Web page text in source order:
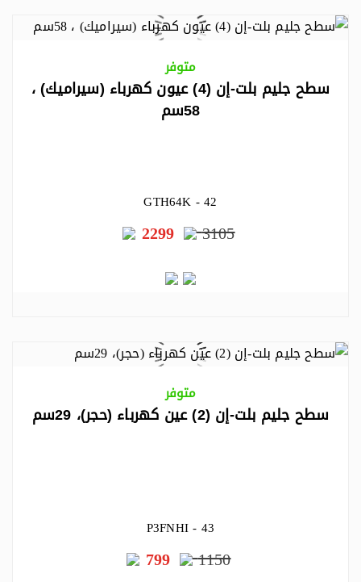
متوفر
سطح جليم بلت-إن (4) عيون كهرباء (سيراميك) ،
58سم
GTH64K - 42
3105
2299
متوفر
سطح جليم بلت-إن (2) عين كهرباء (حجر)، 29سم
P3FNHI - 43
1150
799